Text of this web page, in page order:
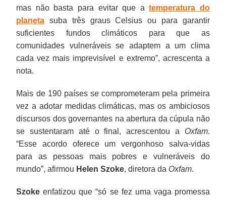
mas não basta para evitar que atemperatura do
planeta suba três graus Celsius ou para garantir
suficientes fundos climáticos para que as
comunidades vulneráveis se adaptem a um clima
cada vez mais imprevisível e extremo”, acrescenta a
nota.
Mais de 190 países se comprometeram pela primeira
vez a adotar medidas climáticas, mas os ambiciosos
discursos dos governantes na abertura da cúpula não
se sustentaram até o final, acrescentou a Oxfam.
“Esse acordo oferece um vergonhoso salva-vidas
para as pessoas mais pobres e vulneráveis do
mundo”, afirmou Helen Szoke, diretora da Oxfam.
Szoke enfatizou que “só se fez uma vaga promessa